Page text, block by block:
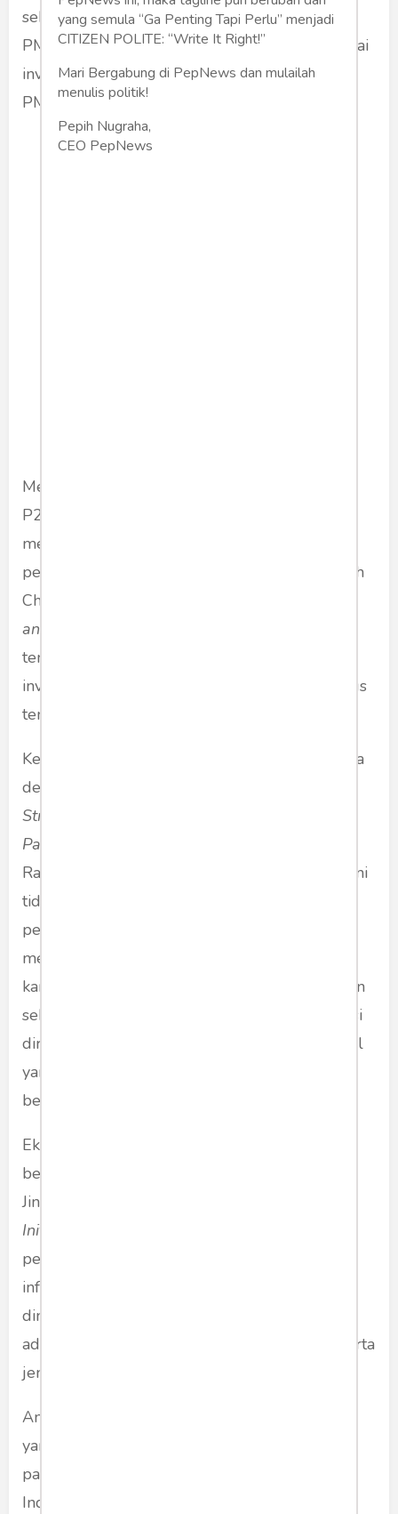
sebesar USD 2,89 miliar atau 10,2% dari total
PMA dan Belanda di urutan kelima dengan nilai
investasi USD 2,59 miliar atau 9,2% dari total
PMA.
Menurut Devi Asiati, Peneliti Ketenagakerjaan
P2K LIPI, keterlibatan tenaga kerja China
mengerjakan sendiri investasinya karena,
pertama disebabkan oleh kebijakan pemerintah
China mengenai
and entry citizen
tenaga kerja ke luar negeri seiring dengan
investasinya karena di negaranya terjadi surplus
tenaga kerja.
Kedua, hubungan kerjasama investasi Indonesia
dengan China melalui
Strenghtening Comprehensive Strategic
Partnership
Rakhmat, Peneliti Associate INDEF fenomena ini
tidak mengherankan. Alasan mengapa
pemerintah China lebih cenderung
menggunakan pekerja dari negara asalnya
karena akan lebih mudah bekerja dengan rekan
sebangsa sehingga level manajerial dan direksi
direkrut langsung dari Negeri Tirai Bambu. Hal
yang sama akan dilakukan Indonesia andai
berada di posisi China.
Ekspansi China dalam perdagangan global
berawal dari proyek ambisius Presiden Xi
Jinping yang disebut "
Initiative
perdagangan globalnya dengan membangun
infrastruktur rel kereta api dan jalan raya yang
dimulai dari China, Asia, Turki dan Eropa,
adalah jalur laut, pembangunan pelabuhan serta
jembatan.
Ambisi Jinping bertemu dengan mimpi Jokowi
yang ingin mempercepat proyek infrastruktur
pada periode kedua masa jabatannya. Di
Indonesia proyek infrastruktur strategis yang
yang semula “Ga Penting Tapi Perlu” menjadi
CITIZEN POLITE: “Write It Right!”
Mari Bergabung di PepNews dan mulailah
menulis politik!
Pepih Nugraha,
CEO PepNews